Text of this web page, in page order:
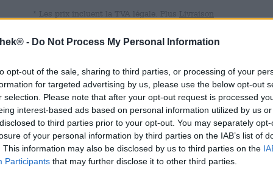
- Do Not Process My Personal Information
opt-out of the sale, sharing to third parties, or processing of your
for targeted advertising by us, please use the below opt-out
selection. Please note that after your opt-out request is processed
interest-based ads based on personal information utilized by us
to third parties prior to your opt-out. You may separately
of your personal information by third parties on the IAB’s list of
This information may also be disclosed by us to third parties on the
Participants that may further disclose it to other third parties.
* Les prix incluent la TVA légale. Plus Livraison
Critiques(0)
Contenu 1 Stück
Brauerei Die Bierothek®
Identifiant Bierothek®
BIE_CF_880000158
LMIV (en anglais
seulement)
Opérateur alimentaire
Bierothek GmbH, An der